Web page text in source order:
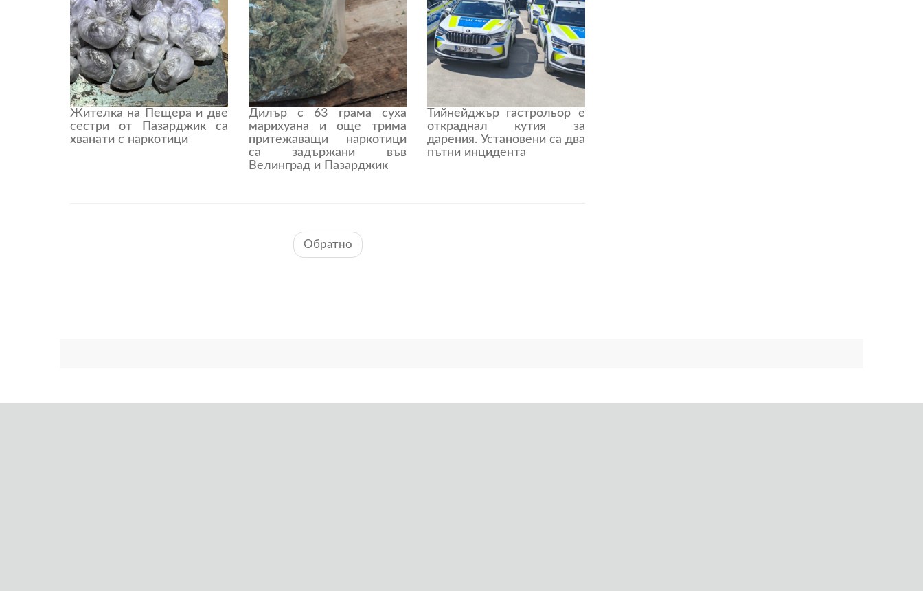
Жителка на Пещера и две
сестри от Пазарджик са
хванати с наркотици
Дилър с 63 грама суха
марихуана и още трима
притежаващи наркотици
са задържани във
Велинград и Пазарджик
Тийнейджър гастрольор е
откраднал кутия за
дарения. Установени са два
пътни инцидента
Обратно